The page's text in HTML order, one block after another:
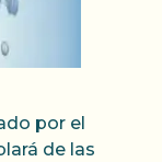
por el
de las